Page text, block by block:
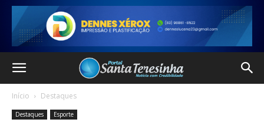
Início Destaques
Destaques Esporte